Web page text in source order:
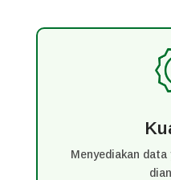
Menyediakan